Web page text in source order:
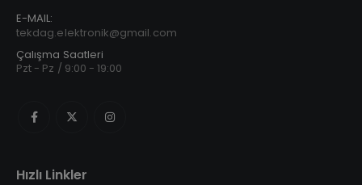
E-MAIL:
tekdag.elektronik@gmail.com
Çalışma Saatleri
Pzt - Pz / 9:00 - 19:00
Hızlı Linkler